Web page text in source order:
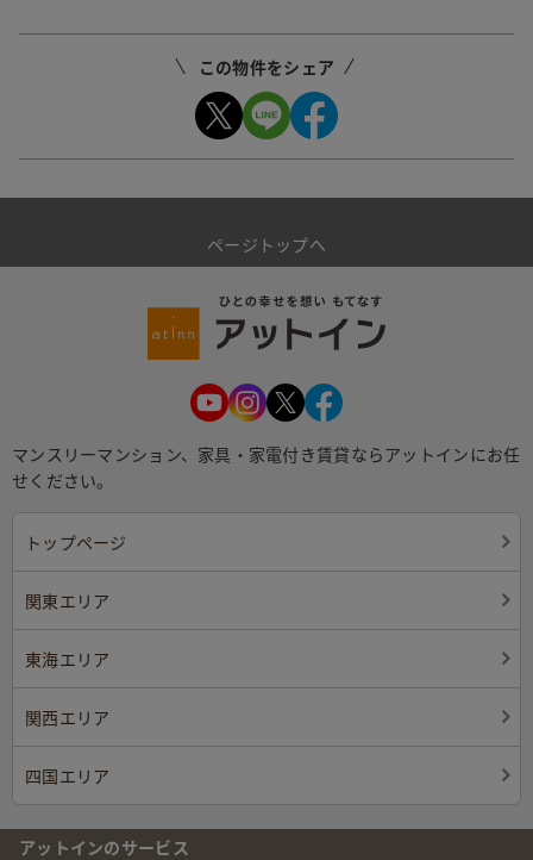
この物件をシェア
ページトップへ
マンスリーマンション、家具・家電付き賃貸ならアットインにお任
せください。
トップページ
関東エリア
東海エリア
関西エリア
四国エリア
アットインのサービス